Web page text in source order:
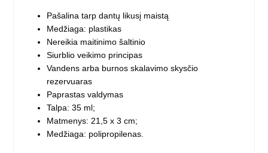
Pašalina tarp dantų likusį maistą
Medžiaga: plastikas
Nereikia maitinimo šaltinio
Siurblio veikimo principas
Vandens arba burnos skalavimo skysčio
rezervuaras
Paprastas valdymas
Talpa: 35 ml;
Matmenys: 21,5 x 3 cm;
Medžiaga: polipropilenas.